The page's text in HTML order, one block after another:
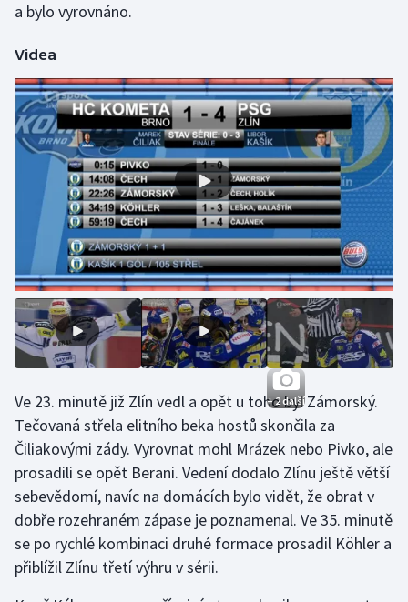
Házená
Jezdectví
Judo
Krasobruslení
Lezení
Lyže a snowboard
Moderní pětiboj
Motorsport
Olympijské hry
Parasport
Plavání
Plážový volejbal
Ragby
a bylo vyrovnáno.
Videa
+ 2 další
Ve 23. minutě již Zlín vedl a opět u toho byl Zámorský.
Tečovaná střela elitního beka hostů skončila za
Čiliakovými zády. Vyrovnat mohl Mrázek nebo Pivko, ale
prosadili se opět Berani. Vedení dodalo Zlínu ještě větší
sebevědomí, navíc na domácích bylo vidět, že obrat v
dobře rozehraném zápase je poznamenal. Ve 35. minutě
se po rychlé kombinaci druhé formace prosadil Köhler a
přiblížil Zlínu třetí výhru v sérii.